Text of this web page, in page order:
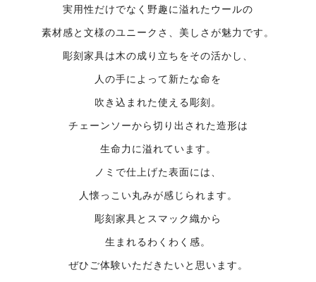
実用性だけでなく野趣に溢れたウールの
素材感と文様のユニークさ、美しさが魅力です。
彫刻家具は木の成り立ちをその活かし、
人の手によって新たな命を
吹き込まれた使える彫刻。
チェーンソーから切り出された造形は
生命力に溢れています。
ノミで仕上げた表面には、
人懐っこい丸みが感じられます。
彫刻家具とスマック織から
生まれるわくわく感。
ぜひご体験いただきたいと思います。